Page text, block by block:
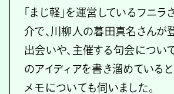
「まじ軽」を運営しているフニラ
介で、川柳人の暮田真名さんが
出会いや、主催する句会につい
のアイディアを書き溜めている
メモについても伺いました。